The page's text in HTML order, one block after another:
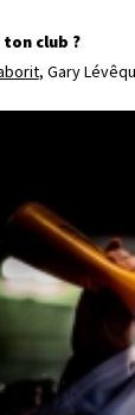
ton club ?
, Gary